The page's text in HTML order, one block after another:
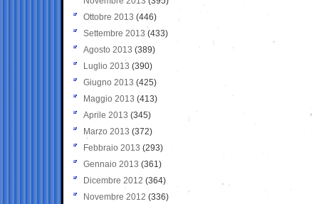
Ottobre 2013 (446)
Settembre 2013 (433)
Agosto 2013 (389)
Luglio 2013 (390)
Giugno 2013 (425)
Maggio 2013 (413)
Aprile 2013 (345)
Marzo 2013 (372)
Febbraio 2013 (293)
Gennaio 2013 (361)
Dicembre 2012 (364)
Novembre 2012 (336)